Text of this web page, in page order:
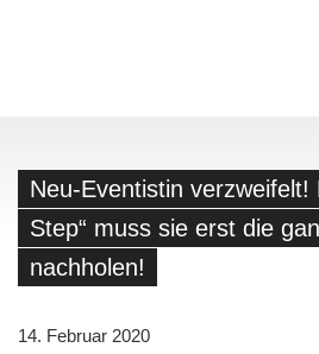
Neu-Eventistin verzweifelt!
Step“ muss sie erst die
nachholen!
14. Februar 2020